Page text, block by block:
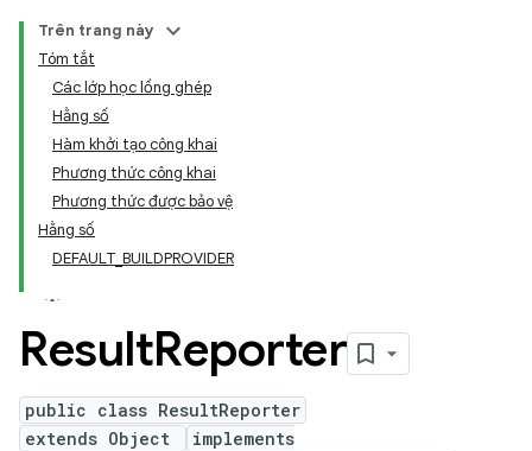
Trên trang này
Tóm tắt
Các lớp học lồng ghép
Hằng số
Hàm khởi tạo công khai
Phương thức công khai
Phương thức được bảo vệ
Hằng số
DEFAULT_BUILDPROVIDER
ResultReporter
public class ResultReporter
extends Object
implements